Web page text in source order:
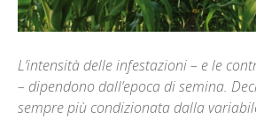
L’intensità delle infestazioni – e le
– dipendono dall’epoca di semina.
sempre più condizionata dalla